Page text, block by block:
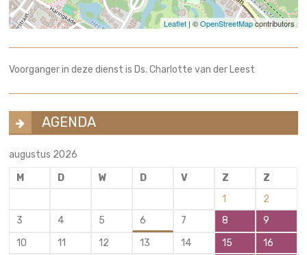
Leaflet| ©OpenStreetMapcontributors
Voorganger in deze dienst is Ds. Charlotte van der Leest
AGENDA
augustus 2026
M
D W D V Z
Z
1
2
3
4 5 6 7 8
9
10
11 12 13 14 15
16